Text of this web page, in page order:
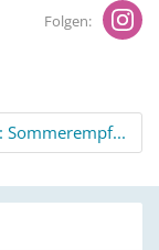
Folgen:
Sommerempf...